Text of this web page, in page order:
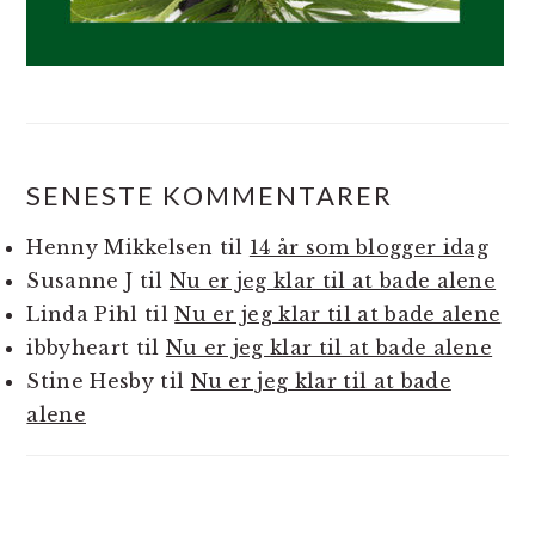
SENESTE KOMMENTARER
Henny Mikkelsen til 14 år som blogger idag
Susanne J til Nu er jeg klar til at bade alene
Linda Pihl tilNu er jeg klar til at bade alene
ibbyheart til Nu er jeg klar til at bade alene
Stine Hesbytil Nu er jeg klar til at bade
alene